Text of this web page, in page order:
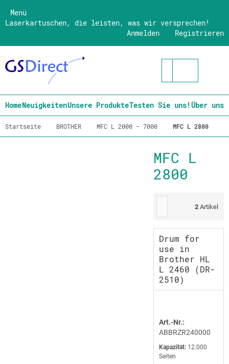
Menü
Laserkartuschen, die leisten, was wir versprechen!
Registrieren
Anmelden
HomeNeuigkeitenUnsere ProdukteTesten Sie uns!Über uns
Startseite BROTHER MFC L 2000 - 7000 MFC L 2800
MFC L
2800
2 Artikel
Drum for
use in
Brother HL
L 2460 (DR-
2510)
Art.-Nr.:
ABBRZR240000
Kapazität: 12.000
Seiten